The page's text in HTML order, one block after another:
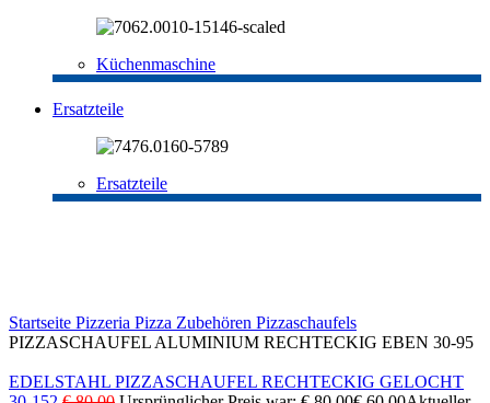
Küchenmaschine
Ersatzteile
Ersatzteile
Startseite Pizzeria Pizza Zubehören Pizzaschaufels
PIZZASCHAUFEL ALUMINIUM RECHTECKIG EBEN 30-95
EDELSTAHL PIZZASCHAUFEL RECHTECKIG GELOCHT